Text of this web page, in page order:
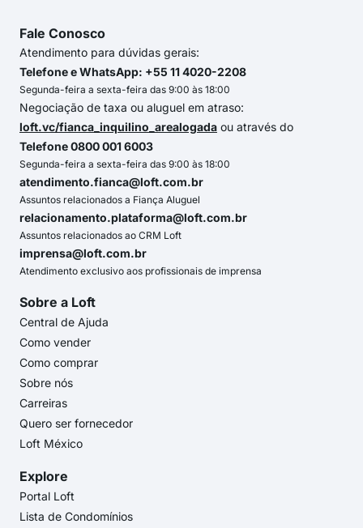
Fale Conosco
Atendimento para dúvidas gerais:
Telefone e WhatsApp: +55 11 4020-2208
Segunda-feira a sexta-feira das 9:00 às 18:00
Negociação de taxa ou aluguel em atraso:
loft.vc/fianca_inquilino_arealogada ou através do
Telefone 0800 001 6003
Segunda-feira a sexta-feira das 9:00 às 18:00
atendimento.fianca@loft.com.br
Assuntos relacionados a Fiança Aluguel
relacionamento.plataforma@loft.com.br
Assuntos relacionados ao CRM Loft
imprensa@loft.com.br
Atendimento exclusivo aos profissionais de imprensa
Sobre a Loft
Central de Ajuda
Como vender
Como comprar
Sobre nós
Carreiras
Quero ser fornecedor
Loft México
Explore
Portal Loft
Lista de Condomínios